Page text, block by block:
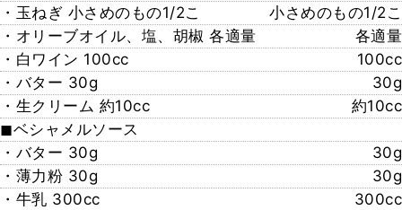
・玉ねぎ 小さめのもの1/2こ
小さめのもの1/2こ
・オリーブオイル、塩、胡椒 各適量
各適量
・白ワイン 100cc
100cc
・バター 30g
30g
・生クリーム 約10cc
約10cc
◼︎ベシャメルソース
・バター 30g
30g
・薄力粉 30g
30g
・牛乳 300cc
300cc